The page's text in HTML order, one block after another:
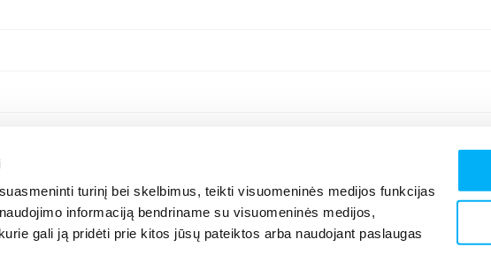
turinį bei skelbimus, teikti visuomeninės medijos funkcijas
informaciją bendriname su visuomeninės medijos,
gali ją pridėti prie kitos jūsų pateiktos arba naudojant paslaugas